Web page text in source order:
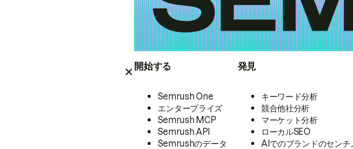
開始する
Semrush One
エンタープライズ
Semrush MCP
Semrush API
Semrushのデータ
発見
キーワード分析
競合他社分析
マーケット分析
ローカルSEO
AIでのブランドのセンチ